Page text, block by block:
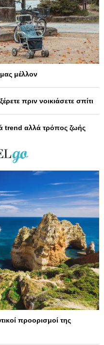
μέλλον
πριν νοικιάσετε σπίτι
trend αλλά τρόπος ζωής
προορισμοί της